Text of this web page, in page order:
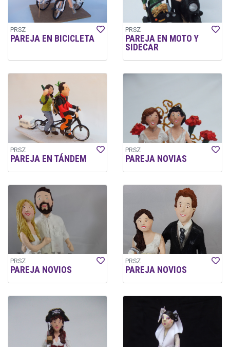
PRSZ
PAREJA EN BICICLETA
PRSZ
PAREJA EN MOTO Y
SIDECAR
PRSZ
PAREJA EN TÁNDEM
PRSZ
PAREJA NOVIAS
PRSZ
PAREJA NOVIOS
PRSZ
PAREJA NOVIOS